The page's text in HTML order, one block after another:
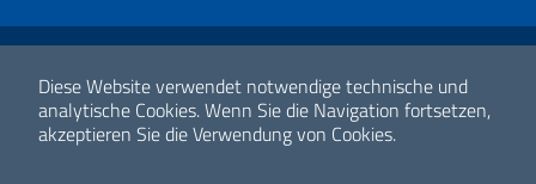
Diese Website verwendet notwendige technische und
analytische Cookies.Wenn Sie die Navigation fortsetzen,
akzeptieren Sie die Verwendung von Cookies.
Nützliche Links